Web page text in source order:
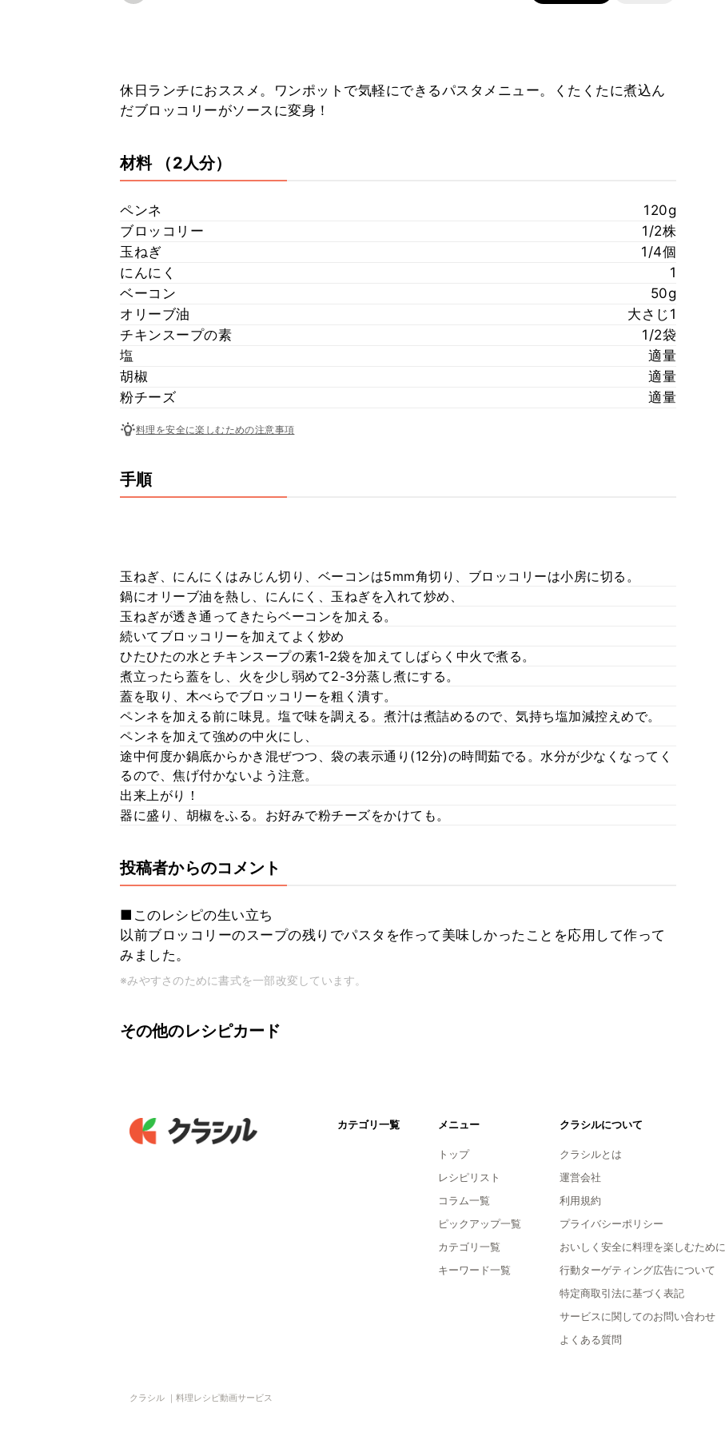
休日ランチにおススメ。ワンポットで気軽にできるパスタメニュー。くたくたに煮込ん
だブロッコリーがソースに変身！
材料 （2人分）
ペンネ
120g
ブロッコリー
1/2株
玉ねぎ
1/4個
にんにく
1
ベーコン
50g
オリーブ油
大さじ1
チキンスープの素
1/2袋
塩
適量
胡椒
適量
粉チーズ
適量
料理を安全に楽しむための注意事項
手順
玉ねぎ、にんにくはみじん切り、ベーコンは5mm角切り、ブロッコリーは小房に切る。
鍋にオリーブ油を熱し、にんにく、玉ねぎを入れて炒め、
玉ねぎが透き通ってきたらベーコンを加える。
続いてブロッコリーを加えてよく炒め
ひたひたの水とチキンスープの素1-2袋を加えてしばらく中火で煮る。
煮立ったら蓋をし、火を少し弱めて2-3分蒸し煮にする。
蓋を取り、木べらでブロッコリーを粗く潰す。
ペンネを加える前に味見。塩で味を調える。煮汁は煮詰めるので、気持ち塩加減控えめで。
ペンネを加えて強めの中火にし、
途中何度か鍋底からかき混ぜつつ、袋の表示通り(12分)の時間茹でる。水分が少なくなってく
るので、焦げ付かないよう注意。
出来上がり！
器に盛り、胡椒をふる。お好みで粉チーズをかけても。
投稿者からのコメント
■このレシピの生い立ち
以前ブロッコリーのスープの残りでパスタを作って美味しかったことを応用して作って
みました。
※みやすさのために書式を一部改変しています。
その他のレシピカード
カテゴリ一覧 メニュー
トップ
レシピリスト
コラム一覧
ピックアップ一覧
カテゴリ一覧
キーワード一覧
クラシルについて
クラシルとは
運営会社
利用規約
プライバシーポリシー
おいしく安全に料理を楽しむために
行動ターゲティング広告について
特定商取引法に基づく表記
サービスに関してのお問い合わせ
よくある質問
クラシル ｜料理レシピ動画サービス